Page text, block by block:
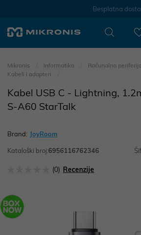
Besplatna
Mikronis Informatika
Računalna periferija
Kabeli i adapteri
Kabel USB C - Lightning,
S-A60 StarTalk
Brand: JoyRoom
Kataloški broj:6956116762346
(0) Recenzije